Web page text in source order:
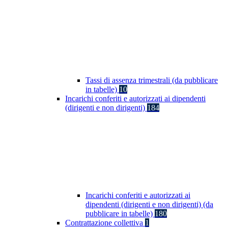
Tassi di assenza trimestrali (da pubblicare
in tabelle) 10
Incarichi conferiti e autorizzati ai dipendenti
(dirigenti e non dirigenti) 184
Incarichi conferiti e autorizzati ai
dipendenti (dirigenti e non dirigenti) (da
pubblicare in tabelle) 180
Contrattazione collettiva 1